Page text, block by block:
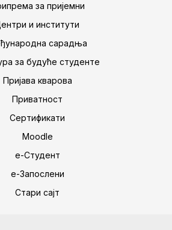
за пријемни
и институти
сарадња
за будуће студенте
Пријава кварова
Приватност
Сертификати
Moodle
е-Студент
е-Запослени
Стари сајт